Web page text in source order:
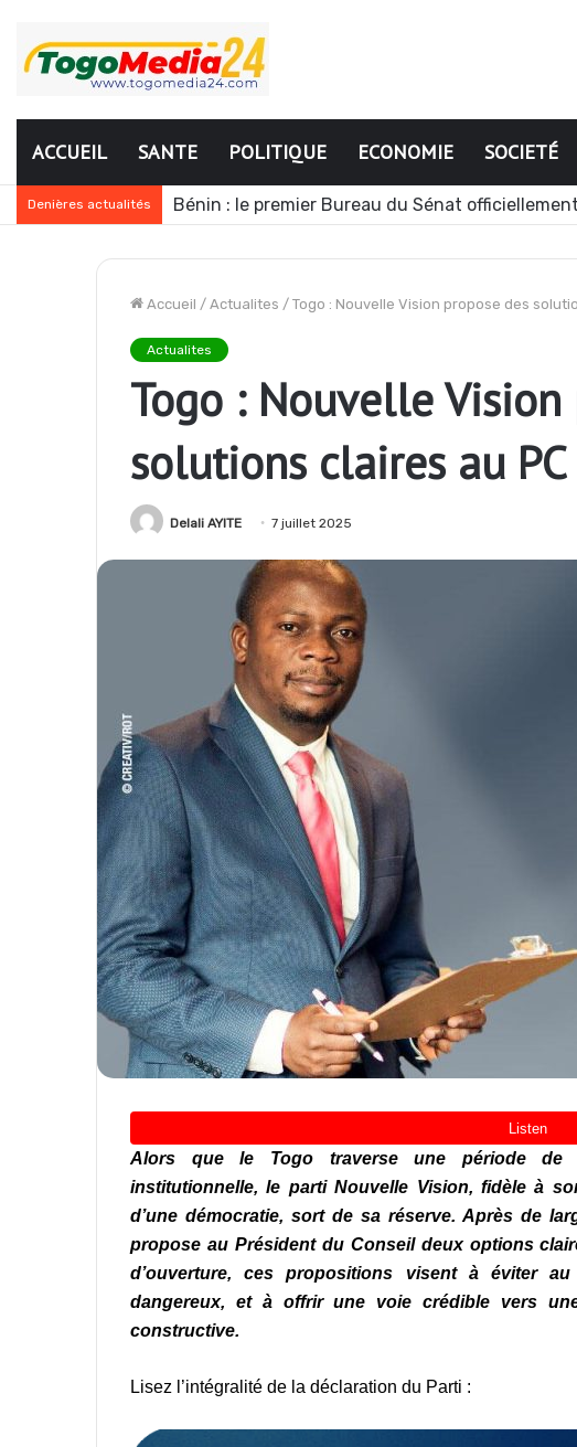
ACCUEIL SANTE POLITIQUE ECONOMIE SOCIETÉ
Denières actualités Bénin : le premier Bureau du Sénat
Accueil / Actualites / Togo : Nouvelle Vision propose des
Actualites
Togo : Nouvelle Vision
solutions claires au PC
Delali AYITE 7 juillet 2025
Alors que le Togo traverse une période de
institutionnelle, le parti Nouvelle Vision, fidèle à
d’une démocratie, sort de sa réserve. Après de
propose au Président du Conseil deux options
d’ouverture, ces propositions visent à éviter
dangereux, et à offrir une voie crédible vers
constructive.
Lisez l’intégralité de la déclaration du Parti :